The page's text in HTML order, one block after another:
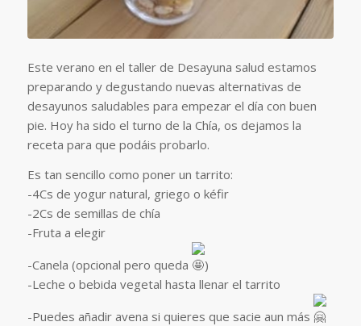
Este verano en el taller de Desayuna salud estamos
preparando y degustando nuevas alternativas de
desayunos saludables para empezar el día con buen
pie. Hoy ha sido el turno de la Chía, os dejamos la
receta para que podáis probarlo.
Es tan sencillo como poner un tarrito:
-4Cs de yogur natural, griego o kéfir
-2Cs de semillas de chía
-Fruta a elegir
-Canela (opcional pero queda
)
-Leche o bebida vegetal hasta llenar el tarrito
-Puedes añadir avena si quieres que sacie aun más